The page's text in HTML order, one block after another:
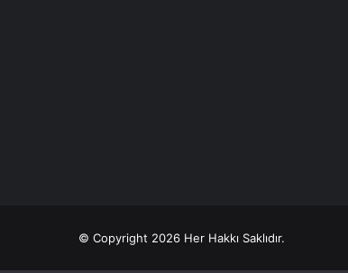
© Copyright 2026 Her Hakkı Saklıdır.